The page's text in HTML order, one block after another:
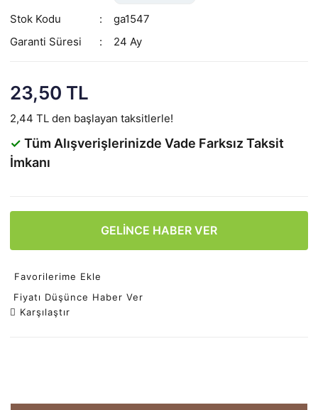
Stok Kodu
ga1547
Garanti Süresi
24 Ay
23,50 TL
2,44 TL den başlayan taksitlerle!
✓ Tüm Alışverişlerinizde Vade Farksız Taksit
İmkanı
GELİNCE HABER VER
Favorilerime Ekle
Fiyatı Düşünce Haber Ver
Karşılaştır